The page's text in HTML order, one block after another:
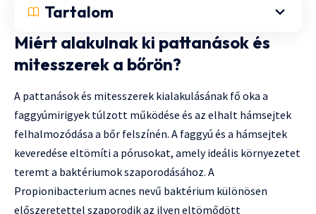
Tartalom
Miért alakulnak ki pattanások és
mitesszerek a bőrön?
A pattanások és mitesszerek kialakulásának fő oka a
faggyúmirigyek túlzott működése és az elhalt hámsejtek
felhalmozódása a bőr felszínén. A faggyú és a hámsejtek
keveredése eltömíti a pórusokat, amely ideális környezetet
teremt a baktériumok szaporodásához. A
Propionibacterium acnes nevű baktérium különösen
előszeretettel szaporodik az ilyen eltömődött